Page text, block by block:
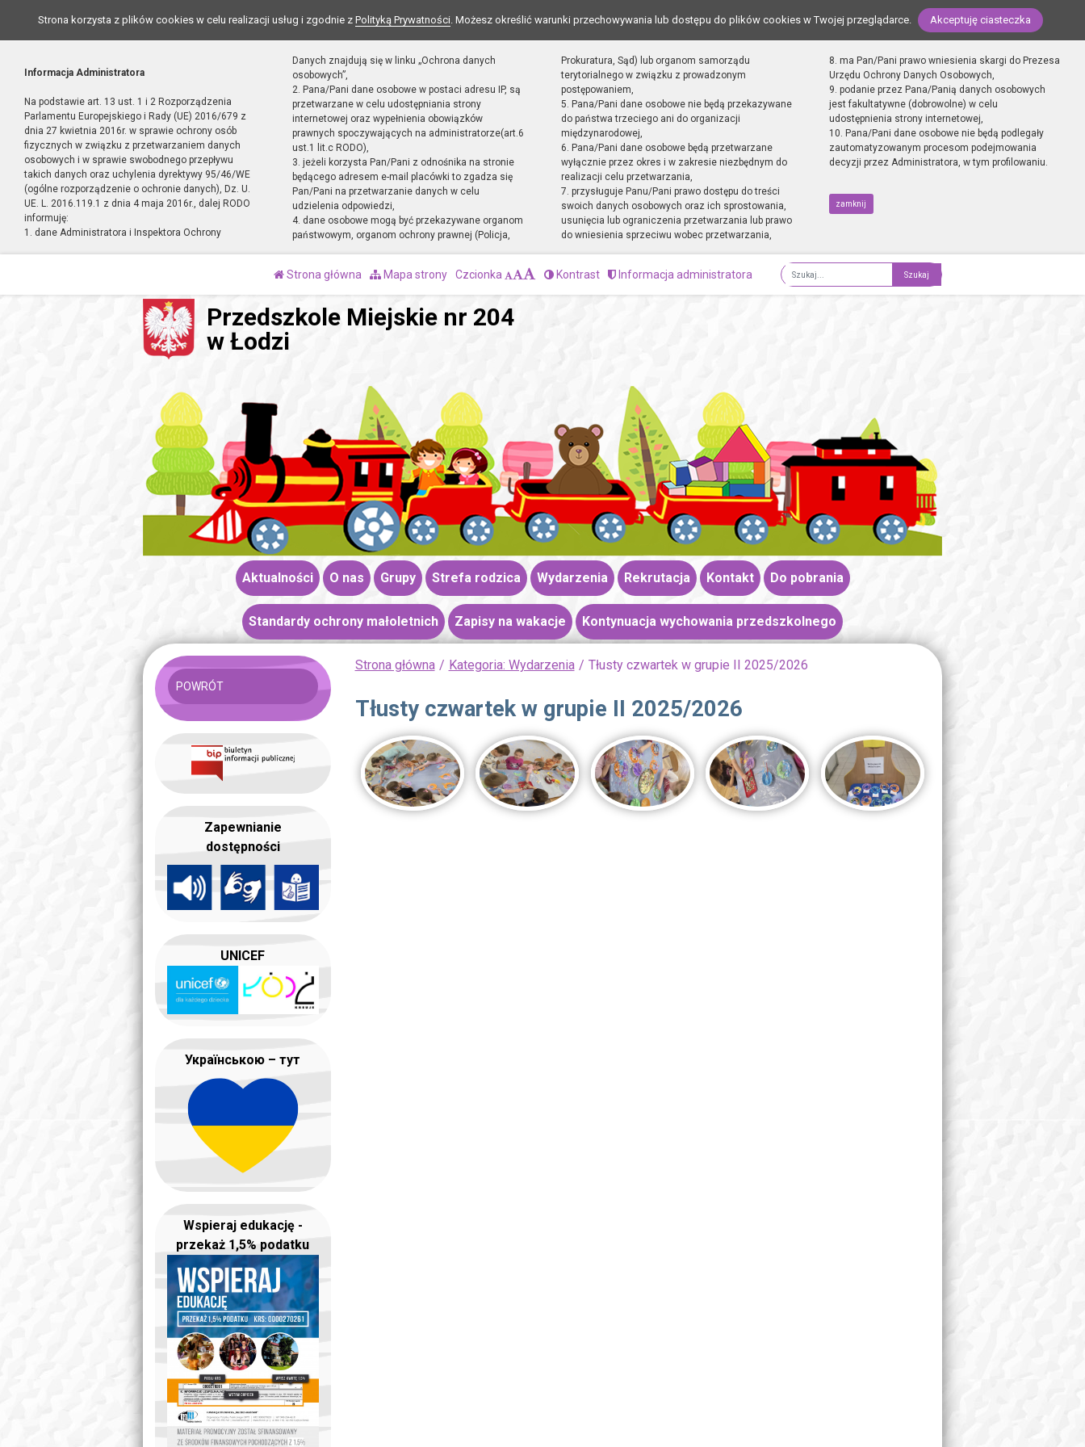
Strona korzysta z plików cookies w celu realizacji usług i zgodnie z Polityką Prywatności. Możesz określić warunki przechowywania lub dostępu do plików cookies w Twojej przeglądarce. Akceptuję ciasteczka
Informacja Administratora
Na podstawie art. 13 ust. 1 i 2 Rozporządzenia
Parlamentu Europejskiego i Rady (UE) 2016/679 z
dnia 27 kwietnia 2016r. w sprawie ochrony osób
fizycznych w związku z przetwarzaniem danych
osobowych i w sprawie swobodnego przepływu
takich danych oraz uchylenia dyrektywy 95/46/WE
(ogólne rozporządzenie o ochronie danych), Dz. U.
UE. L. 2016.119.1 z dnia 4 maja 2016r., dalej RODO
informuję:
1. dane Administratora i Inspektora Ochrony
Danych znajdują się w linku „Ochrona danych
osobowych”,
2. Pana/Pani dane osobowe w postaci adresu IP, są
przetwarzane w celu udostępniania strony
internetowej oraz wypełnienia obowiązków
prawnych spoczywających na administratorze(art.6
ust.1 lit.c RODO),
3. jeżeli korzysta Pan/Pani z odnośnika na stronie
będącego adresem e-mail placówki to zgadza się
Pan/Pani na przetwarzanie danych w celu
udzielenia odpowiedzi,
4. dane osobowe mogą być przekazywane organom
państwowym, organom ochrony prawnej (Policja,
Prokuratura, Sąd) lub organom samorządu
terytorialnego w związku z prowadzonym
postępowaniem,
5. Pana/Pani dane osobowe nie będą przekazywane
do państwa trzeciego ani do organizacji
międzynarodowej,
6. Pana/Pani dane osobowe będą przetwarzane
wyłącznie przez okres i w zakresie niezbędnym do
realizacji celu przetwarzania,
7. przysługuje Panu/Pani prawo dostępu do treści
swoich danych osobowych oraz ich sprostowania,
usunięcia lub ograniczenia przetwarzania lub prawo
do wniesienia sprzeciwu wobec przetwarzania,
8. ma Pan/Pani prawo wniesienia skargi do Prezesa
Urzędu Ochrony Danych Osobowych,
9. podanie przez Pana/Panią danych osobowych
jest fakultatywne (dobrowolne) w celu
udostępnienia strony internetowej,
10. Pana/Pani dane osobowe nie będą podlegały
zautomatyzowanym procesom podejmowania
decyzji przez Administratora, w tym profilowaniu.
zamknij
Strona główna Mapa strony Czcionka Kontrast Informacja administratora
Fraza
Przedszkole Miejskie nr 204
w Łodzi
Aktualności O nas Grupy Strefa rodzica Wydarzenia Rekrutacja Kontakt Do pobrania
Standardy ochrony małoletnich Zapisy na wakacje Kontynuacja wychowania przedszkolnego
Strona główna Kategoria: Wydarzenia Tłusty czwartek w grupie II 2025/2026
Tłusty czwartek w grupie II 2025/2026
POWRÓT
Zapewnianie
dostępności
UNICEF
Українською – тут
Wspieraj edukację -
przekaż 1,5% podatku